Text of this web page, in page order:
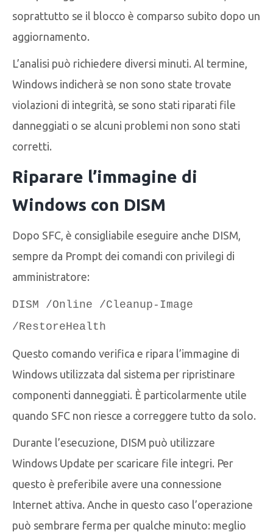
soprattutto se il blocco è comparso subito dopo un
aggiornamento.
L’analisi può richiedere diversi minuti. Al termine,
Windows indicherà se non sono state trovate
violazioni di integrità, se sono stati riparati file
danneggiati o se alcuni problemi non sono stati
corretti.
Riparare l’immagine di
Windows con DISM
Dopo SFC, è consigliabile eseguire anche DISM,
sempre da Prompt dei comandi con privilegi di
amministratore:
DISM /Online /Cleanup-Image
/RestoreHealth
Questo comando verifica e ripara l’immagine di
Windows utilizzata dal sistema per ripristinare
componenti danneggiati. È particolarmente utile
quando SFC non riesce a correggere tutto da solo.
Durante l’esecuzione, DISM può utilizzare
Windows Update per scaricare file integri. Per
questo è preferibile avere una connessione
Internet attiva. Anche in questo caso l’operazione
può sembrare ferma per qualche minuto: meglio